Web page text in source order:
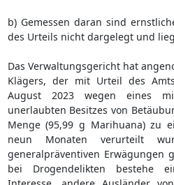
b) Gemessen daran sind
des Urteils nicht dargelegt und
Das Verwaltungsgericht hat
Klägers, der mit Urteil des
August 2023 wegen eines
unerlaubten Besitzes von
Menge (95,99 g Marihuana) zu
neun Monaten verurteilt
generalpräventiven Erwägungen
bei Drogendelikten bestehe